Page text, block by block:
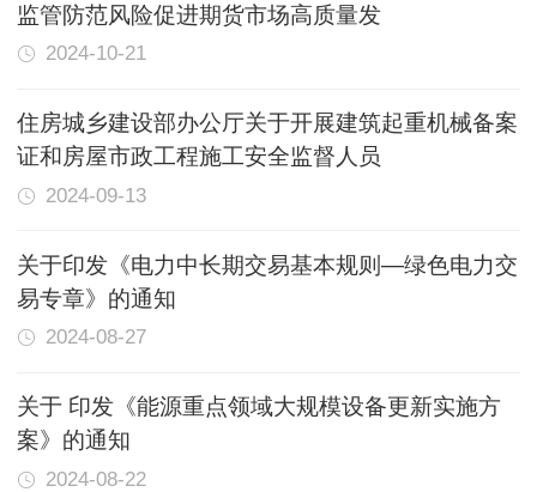
监管防范风险促进期货市场高质量发
2024-10-21
住房城乡建设部办公厅关于开展建筑起重机械备案
证和房屋市政工程施工安全监督人员
2024-09-13
关于印发《电力中长期交易基本规则—绿色电力交
易专章》的通知
2024-08-27
关于 印发《能源重点领域大规模设备更新实施方
案》的通知
2024-08-22